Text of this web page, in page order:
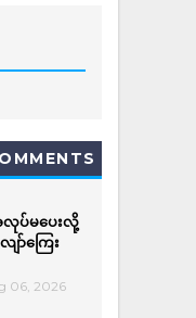
ပ်မပေးလို့
ာ်ကြေး
06, 2026